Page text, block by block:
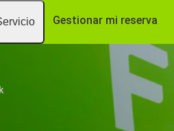
Gestionar mi reserva